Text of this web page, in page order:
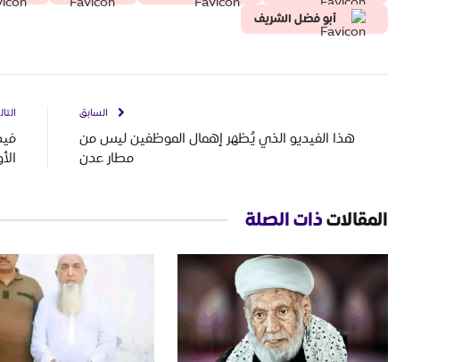
أبو فضل الشريف
السابق
هذا الفيديو الذي يُظهر إهمال الموظفين ليس من
مطار عدن
المقالاتذات الصلة